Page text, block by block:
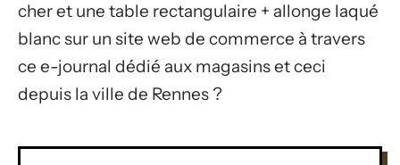
cher et une table rectangulaire + allonge laqué
blanc sur un site web de commerce à travers
ce e-journal dédié aux magasins et ceci
depuis la ville de Rennes ?